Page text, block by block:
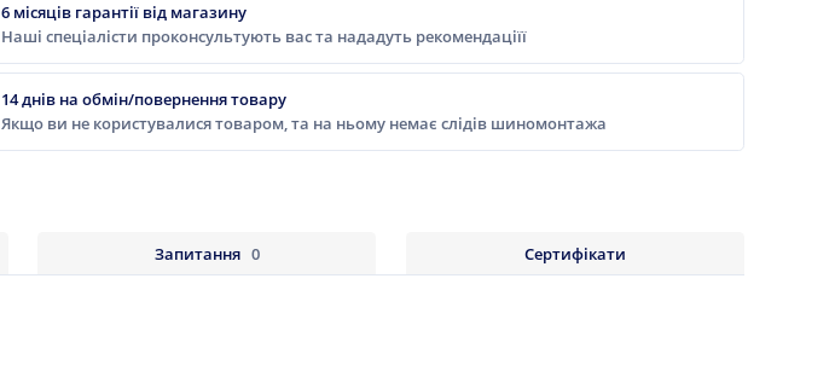
6 місяців гарантії від магазину
Наші спеціалісти проконсультують вас та нададуть рекомендаціїї
14 днів на обмін/повернення товару
Якщо ви не користувалися товаром, та на ньому немає слідів шиномонтажа
Запитання 0 Сертифікати